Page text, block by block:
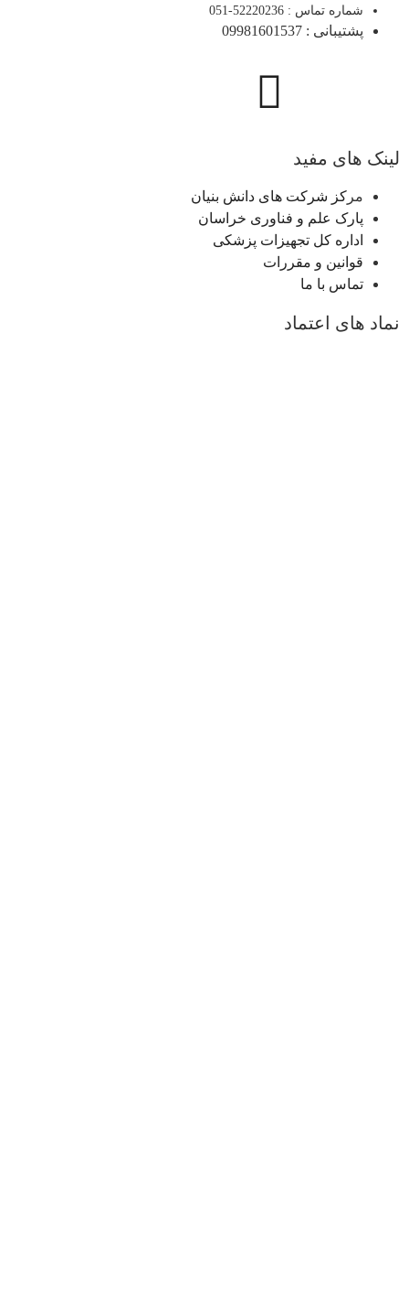
شماره تماس : 52220236-051
پشتیبانی : 09981601537
لینک های مفید
مر کز شرکت های دانش بنیان
پارک علم و فناوری خراسان
اداره کل تجهیزات پزشکی
قوانین و مقررات
تماس با ما
نماد های اعتماد